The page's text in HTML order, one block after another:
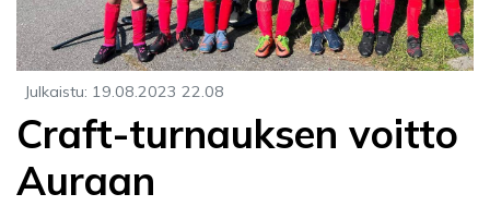
Julkaistu: 19.08.2023 22.08
Craft-turnauksen voitto
Auraan